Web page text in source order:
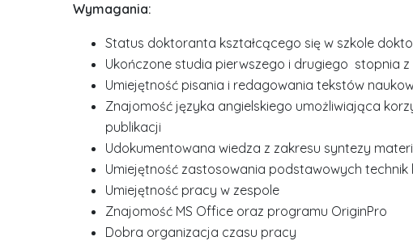
Wymagania:
Status doktoranta kształcącego się w szkole
Ukończone studia pierwszego i drugiego stopnia
Umiejętność pisania i redagowania tekstów
Znajomość języka angielskiego umożliwiająca
publikacji
Udokumentowana wiedza z zakresu syntezy
Umiejętność zastosowania podstawowych
Umiejętność pracy w zespole
Znajomość MS Office oraz programu OriginPro
Dobra organizacja czasu pracy